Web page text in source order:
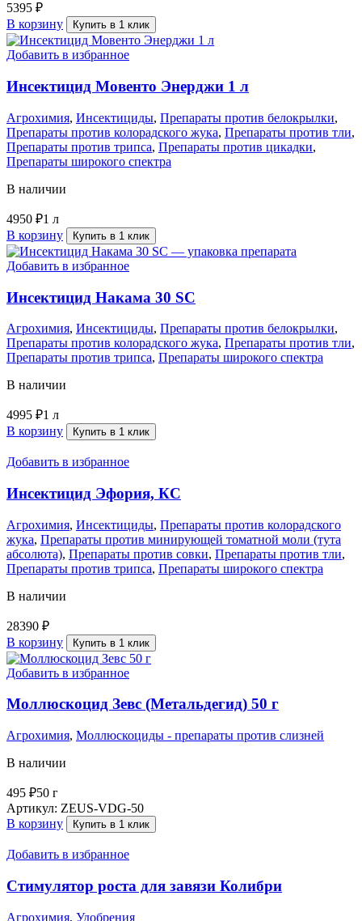
5395 ₽
В корзину
Купить в 1 клик
Добавить в избранное
Инсектицид Мовенто Энерджи 1 л
Агрохимия, Инсектициды, Препараты против белокрылки,
Препараты против колорадского жука, Препараты против тли,
Препараты против трипса, Препараты против цикадки,
Препараты широкого спектра
В наличии
4950 ₽1 л
В корзину
Купить в 1 клик
Добавить в избранное
Инсектицид Накама 30 SC
Агрохимия, Инсектициды, Препараты против белокрылки,
Препараты против колорадского жука, Препараты против тли,
Препараты против трипса, Препараты широкого спектра
В наличии
4995 ₽1 л
В корзину
Купить в 1 клик
Добавить в избранное
Инсектицид Эфория, КС
Агрохимия, Инсектициды, Препараты против колорадского
жука, Препараты против минирующей томатной моли (тута
абсолюта), Препараты против совки, Препараты против тли,
Препараты против трипса, Препараты широкого спектра
В наличии
28390 ₽
В корзину
Купить в 1 клик
Добавить в избранное
Моллюскоцид Зевс (Метальдегид) 50 г
Агрохимия, Моллюскоциды - препараты против слизней
В наличии
495 ₽50 г
Артикул: ZEUS-VDG-50
В корзину
Купить в 1 клик
Добавить в избранное
Стимулятор роста для завязи Колибри
Агрохимия, Удобрения